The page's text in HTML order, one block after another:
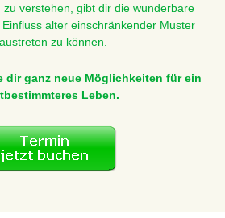
zu verstehen, gibt dir die wunderbare
alter einschränkender Muster
zu können.
dir ganz neue Möglichkeiten für ein
Leben.